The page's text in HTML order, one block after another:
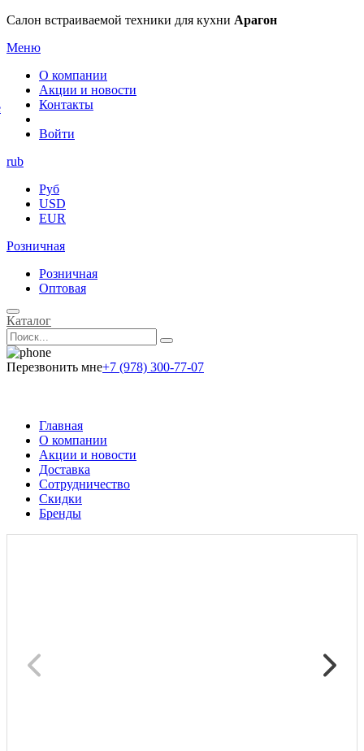
Салон встраиваемой техники для кухни Арагон
Меню
О компании
Акции и новости
Контакты
Войти
rub
Руб
USD
EUR
Розничная
Розничная
Оптовая
Каталог
Перезвонить мне+7 (978) 300-77-07
Главная
О компании
Акции и новости
Доставка
Сотрудничество
Скидки
Бренды